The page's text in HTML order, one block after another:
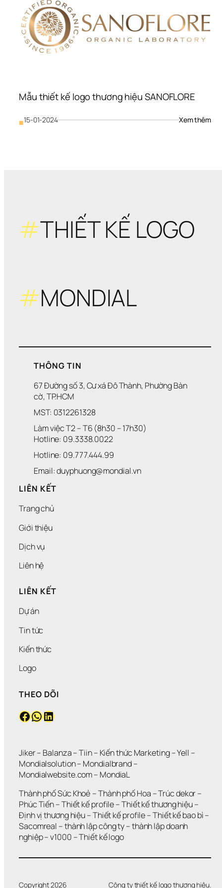
Mẫu thiết kế logo thương hiệu SANOFLORE
■15-01-2024 Xem thêm:
#THIẾT KẾ LOGO
#MONDIAL
THÔNG TIN
67 Đường số 3, Cư xá Đô Thành, Phường Bàn
cờ, TP.HCM
MST: 0312261328
Làm việc T2 – T6 (8h30 – 17h30)
Hotline: 09.3338.0022
Hotline: 09.777.444.99
Email: duyphuong@mondial.vn
LIÊN KẾT
Trang chủ
Giới thiệu
Dịch vụ
Liên hệ
LIÊN KẾT
Dự án
Tin tức
Kiến thức
Logo
THEO DÕI
Facebook WhatsApp LinkedIn
Jiker – Balanza – Tiin – Kiến thức Marketing – Yell
Mondialsolution – Mondialbrand
Mondialwebsite.com – MondiaL
Thành phố Sức Khoẻ – Thành phố Hoa – Trúc dekor
Phúc Tiến – Thiết kế profile – Thiết kế thương hiệu
Định vị thương hiệu – Thiết kế profile – Thiết kế bao bì
Sacomreal – thành lập công ty – thành lập doanh
nghiệp – v1000 – Thiết kế logo
Copyright 2026 Công ty thiết kế logo thương hiệu.